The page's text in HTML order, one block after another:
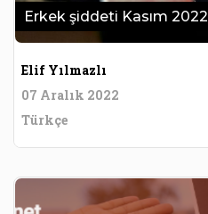
Erkek şiddeti Kasım 2022
Elif Yılmazlı
07 Aralık 2022
Türkçe